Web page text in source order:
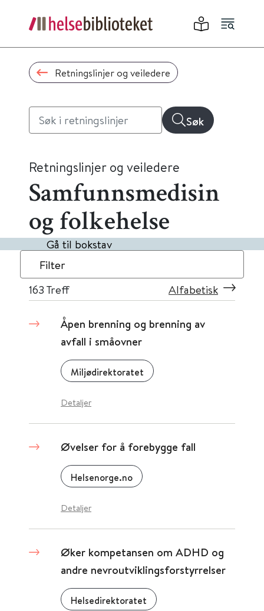
Retningslinjer og veiledere
Søk
Retningslinjer og veiledere
Samfunnsmedisin
og folkehelse
Gå til bokstav
Filter
163 Treff Alfabetisk
Åpen brenning og brenning av
avfall i småovner
Miljødirektoratet
Detaljer
Øvelser for å forebygge fall
Helsenorge.no
Detaljer
Øker kompetansen om ADHD og
andre nevroutviklingsforstyrrelser
Helsedirektoratet